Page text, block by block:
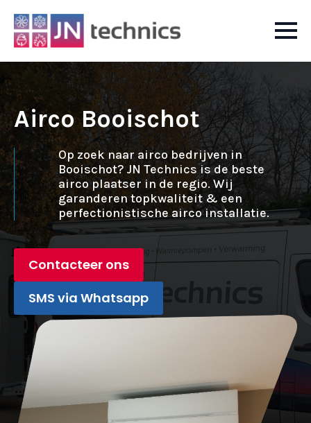
Airco Booischot
Op zoek naar airco bedrijven in
Booischot? JN Technics is de beste
airco plaatser in de regio. Wij
garanderen topkwaliteit & een
perfectionistische airco installatie.
Contacteer ons
SMS via Whatsapp